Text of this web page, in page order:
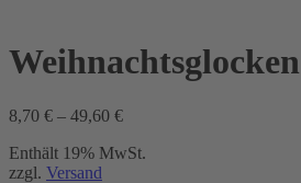
Weihnachtsglocken
8,70 € – 49,60 €Preisspanne:
bis
Enthält 19% MwSt.
zzgl. Versand